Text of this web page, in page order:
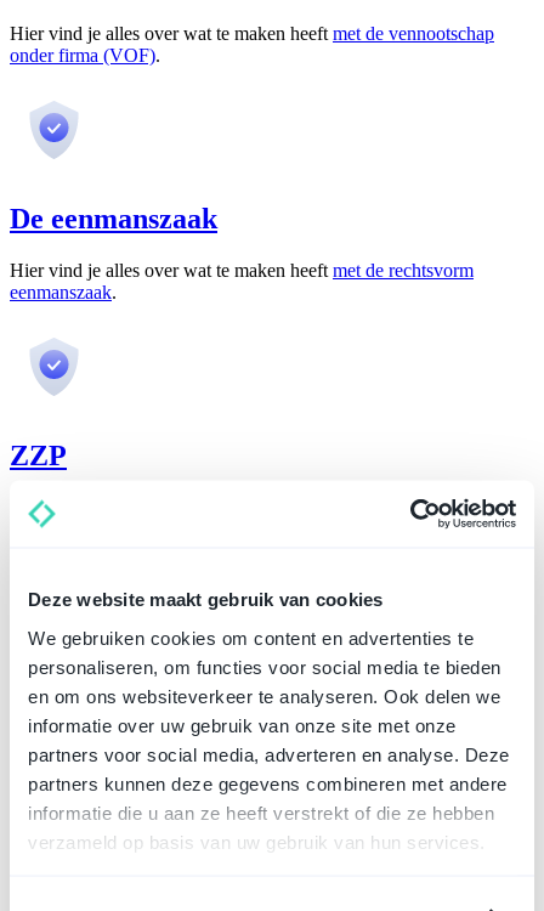
Deze website maakt gebruik van cookies
We gebruiken cookies om content en advertenties te
personaliseren, om functies voor social media te bieden
en om ons websiteverkeer te analyseren. Ook delen we
informatie over uw gebruik van onze site met onze
partners voor social media, adverteren en analyse. Deze
partners kunnen deze gegevens combineren met andere
informatie die u aan ze heeft verstrekt of die ze hebben
verzameld op basis van uw gebruik van hun services.
Hier vind je alles over wat te maken heeft met de vennootschap
onder firma (VOF).
De eenmanszaak
Hier vind je alles over wat te maken heeft met de rechtsvorm
eenmanszaak.
ZZP
Hier vind je alles wat te maken heeft met
een zelfstandige zonder
personeel (ZZP)
Werkgevers
Lees hier alles omtrent het werkgeverschap van je onderneming.